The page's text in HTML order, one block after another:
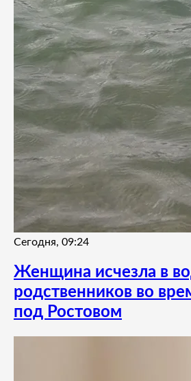
Сегодня, 09:24
Женщина исчезла в
родственников во
под Ростовом